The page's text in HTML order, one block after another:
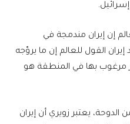
إن إيران مندمجة في
القول للعالم إن ما يروّجه
مرغوب بها في المنطقة هو
الدوحة، يعتبر زويري أن إيران